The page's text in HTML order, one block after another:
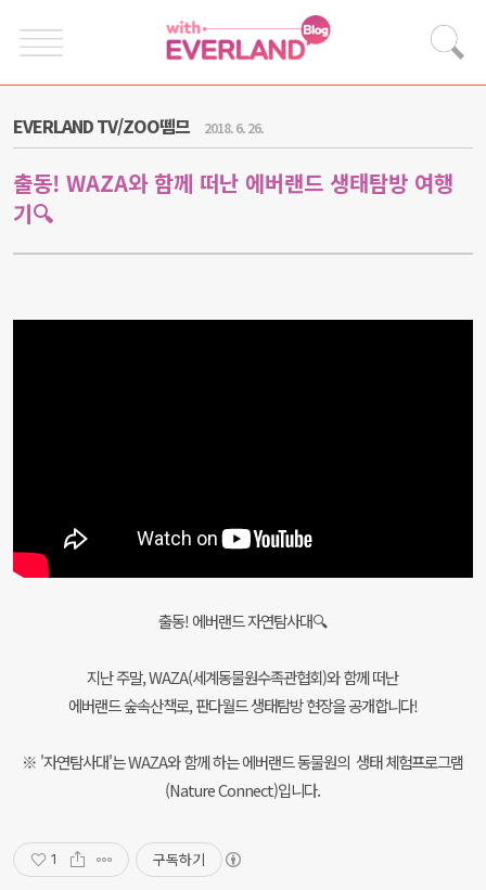
EVERLAND TV/ZOO뗌므 2018. 6. 26.
출동! WAZA와 함께 떠난 에버랜드 생태탐방 여행
기🔍
출동! 에버랜드 자연탐사대🔍
지난 주말, WAZA(세계동물원수족관협회)와 함께 떠난
에버랜드 숲속산책로, 판다월드 생태탐방 현장을 공개합니다!
※ '자연탐사대'는 WAZA와 함께 하는 에버랜드 동물원의 생태 체험프로그램
(Nature Connect)입니다.
1 구독하기